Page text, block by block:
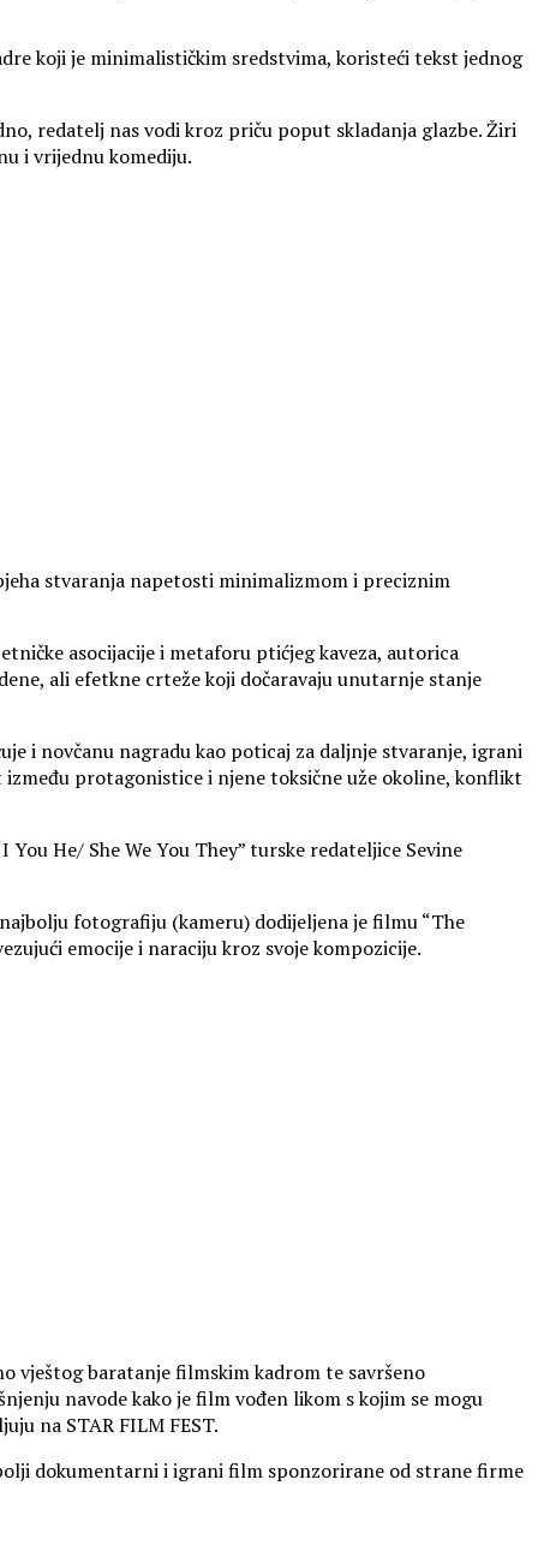
koji je minimalističkim sredstvima, koristeći tekst jednog
redatelj nas vodi kroz priču poput skladanja glazbe. Žiri
i vrijednu komediju.
stvaranja napetosti minimalizmom i preciznim
asocijacije i metaforu ptićjeg kaveza, autorica
ali efetkne crteže koji dočaravaju unutarnje stanje
i novčanu nagradu kao poticaj za daljnje stvaranje, igrani
protagonistice i njene toksične uže okoline, konflikt
He/ She We You They” turske redateljice Sevine
fotografiju (kameru) dodijeljena je filmu “The
emocije i naraciju kroz svoje kompozicije.
vještog baratanje filmskim kadrom te savršeno
navode kako je film vođen likom s kojim se mogu
na STAR FILM FEST.
dokumentarni i igrani film sponzorirane od strane firme